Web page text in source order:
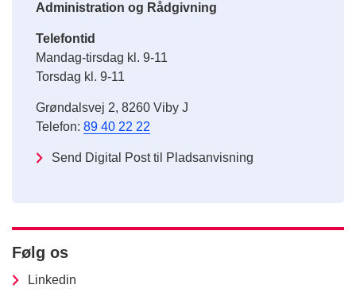
Administration og Rådgivning
Telefontid
Mandag-tirsdag kl. 9-11
Torsdag kl. 9-11
Grøndalsvej 2, 8260 Viby J
Telefon: 89 40 22 22
Send Digital Post til Pladsanvisning
Følg os
Linkedin